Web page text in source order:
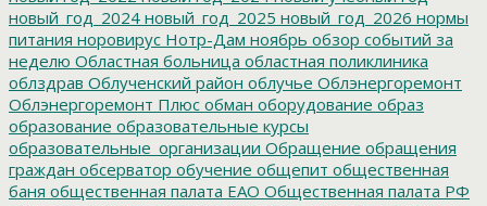
новый_год_2024 новый_год_2025 новый_год_2026 нормы
питания норовирус Нотр-Дам ноябрь обзор событий за
неделю Областная больница областная поликлиника
облздрав Облученский район облучье Облэнергоремонт
Облэнергоремонт Плюс обман оборудование образ
образование образовательные курсы
образовательные_организации Обращение обращения
граждан обсерватор обучение общепит общественная
баня общественная палата ЕАО Общественная палата РФ